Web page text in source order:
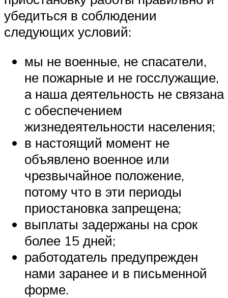
убедиться в соблюдении
следующих условий:
мы не военные, не спасатели,
не пожарные и не госслужащие,
а наша деятельность не связана
с обеспечением
жизнедеятельности населения;
в настоящий момент не
объявлено военное или
чрезвычайное положение,
потому что в эти периоды
приостановка запрещена;
выплаты задержаны на срок
более 15 дней;
работодатель предупрежден
нами заранее и в письменной
форме.